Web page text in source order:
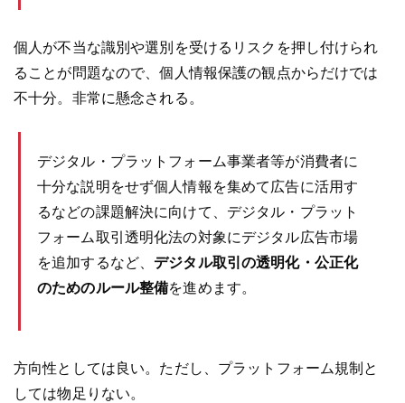
個人が不当な識別や選別を受けるリスクを押し付けられ
ることが問題なので、個人情報保護の観点からだけでは
不十分。非常に懸念される。
デジタル・プラットフォーム事業者等が消費者に
十分な説明をせず個人情報を集めて広告に活用す
るなどの課題解決に向けて、デジタル・プラット
フォーム取引透明化法の対象にデジタル広告市場
を追加するなど、 デジタル取引の透明化・公正化
のためのルール整備を進めます。
方向性としては良い。ただし、プラットフォーム規制と
しては物足りない。